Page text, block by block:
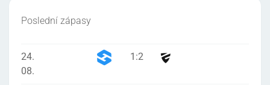
Poslední zápasy
24.
08.
1 :2